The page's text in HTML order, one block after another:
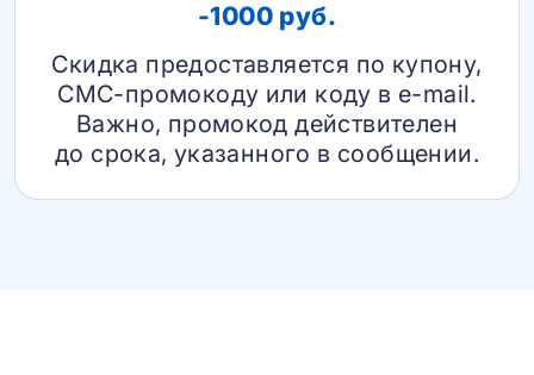
-1000 руб.
Скидка предоставляется по купону,
СМС-промокоду или коду в e-mail.
Важно, промокод действителен
до срока, указанного в сообщении.